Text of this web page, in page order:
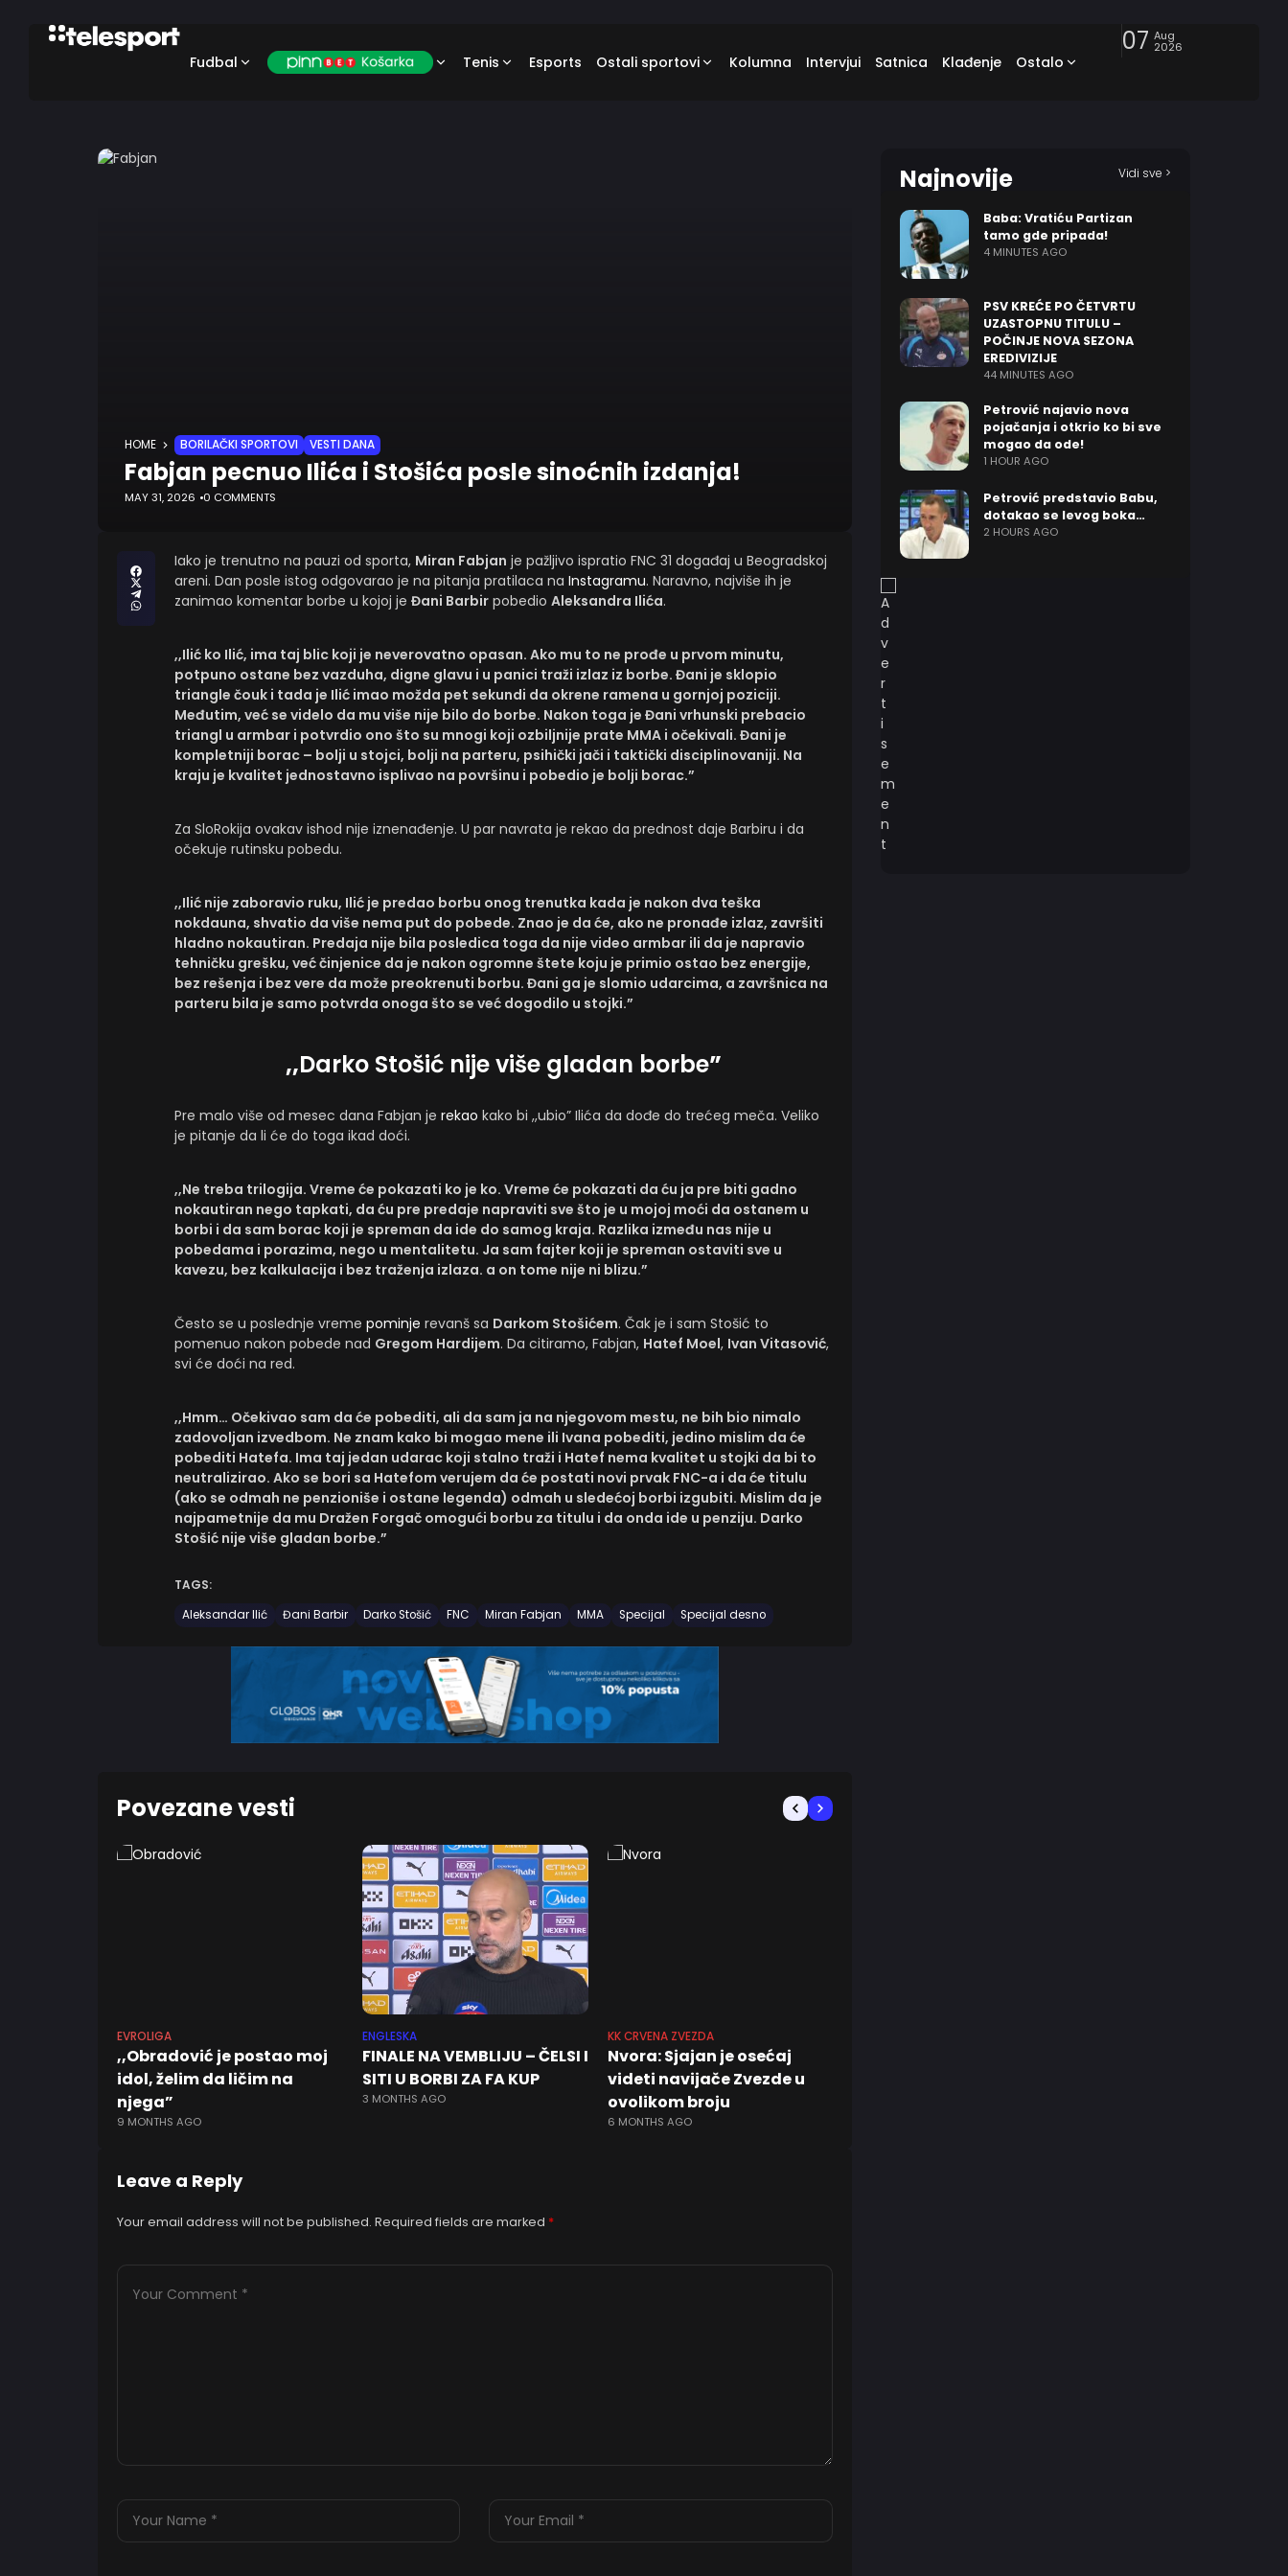
Fudbal Tenis Esports Ostali sportovi Kolumna Intervjui Satnica Klađenje Ostalo
07 Aug
2026
HOME BORILAČKI SPORTOVI VESTI DANA
Fabjan pecnuo Ilića i Stošića posle sinoćnih izdanja!
MAY 31, 2026 0 COMMENTS
Iako je trenutno na pauzi od sporta, Miran Fabjan je pažljivo ispratio FNC 31 događaj u Beogradskoj
areni. Dan posle istog odgovarao je na pitanja pratilaca na Instagramu. Naravno, najviše ih je
zanimao komentar borbe u kojoj je Đani Barbir pobedio Aleksandra Ilića.
,,Ilić ko Ilić, ima taj blic koji je neverovatno opasan. Ako mu to ne prođe u prvom minutu,
potpuno ostane bez vazduha, digne glavu i u panici traži izlaz iz borbe. Đani je sklopio
triangle čouk i tada je Ilić imao možda pet sekundi da okrene ramena u gornjoj poziciji.
Međutim, već se videlo da mu više nije bilo do borbe. Nakon toga je Đani vrhunski prebacio
triangl u armbar i potvrdio ono što su mnogi koji ozbiljnije prate MMA i očekivali. Đani je
kompletniji borac – bolji u stojci, bolji na parteru, psihički jači i taktički disciplinovaniji. Na
kraju je kvalitet jednostavno isplivao na površinu i pobedio je bolji borac.”
Za SloRokija ovakav ishod nije iznenađenje. U par navrata je rekao da prednost daje Barbiru i da
očekuje rutinsku pobedu.
,,Ilić nije zaboravio ruku, Ilić je predao borbu onog trenutka kada je nakon dva teška
nokdauna, shvatio da više nema put do pobede. Znao je da će, ako ne pronađe izlaz, završiti
hladno nokautiran. Predaja nije bila posledica toga da nije video armbar ili da je napravio
tehničku grešku, već činjenice da je nakon ogromne štete koju je primio ostao bez energije,
bez rešenja i bez vere da može preokrenuti borbu. Đani ga je slomio udarcima, a završnica na
parteru bila je samo potvrda onoga što se već dogodilo u stojki.”
,,Darko Stošić nije više gladan borbe”
Pre malo više od mesec dana Fabjan je rekao kako bi ,,ubio” Ilića da dođe do trećeg meča. Veliko
je pitanje da li će do toga ikad doći.
,,Ne treba trilogija. Vreme će pokazati ko je ko. Vreme će pokazati da ću ja pre biti gadno
nokautiran nego tapkati, da ću pre predaje napraviti sve što je u mojoj moći da ostanem u
borbi i da sam borac koji je spreman da ide do samog kraja. Razlika između nas nije u
pobedama i porazima, nego u mentalitetu. Ja sam fajter koji je spreman ostaviti sve u
kavezu, bez kalkulacija i bez traženja izlaza. a on tome nije ni blizu.”
Često se u poslednje vreme pominje revanš sa Darkom Stošićem. Čak je i sam Stošić to
pomenuo nakon pobede nad Gregom Hardijem. Da citiramo, Fabjan, Hatef Moel, Ivan Vitasović,
svi će doći na red.
,,Hmm… Očekivao sam da će pobediti, ali da sam ja na njegovom mestu, ne bih bio nimalo
zadovoljan izvedbom. Ne znam kako bi mogao mene ili Ivana pobediti, jedino mislim da će
pobediti Hatefa. Ima taj jedan udarac koji stalno traži i Hatef nema kvalitet u stojki da bi to
neutralizirao. Ako se bori sa Hatefom verujem da će postati novi prvak FNC-a i da će titulu
(ako se odmah ne penzioniše i ostane legenda) odmah u sledećoj borbi izgubiti. Mislim da je
najpametnije da mu Dražen Forgač omogući borbu za titulu i da onda ide u penziju. Darko
Stošić nije više gladan borbe.”
TAGS:
Aleksandar Ilić
Đani Barbir Darko Stošić FNC Miran Fabjan MMA Specijal Specijal desno
Povezane vesti
EVROLIGA
,,Obradović je postao moj
idol, želim da ličim na
njega”
9 MONTHS AGO
ENGLESKA
FINALE NA VEMBLIJU – ČELSI I
SITI U BORBI ZA FA KUP
3 MONTHS AGO
KK CRVENA ZVEZDA
Nvora: Sjajan je osećaj
videti navijače Zvezde u
ovolikom broju
6 MONTHS AGO
Leave a Reply
Your email address will not be published. Required fields are marked *
Najnovije Vidi sve >
Baba: Vratiću Partizan
tamo gde pripada!
4 MINUTES AGO
PSV KREĆE PO ČETVRTU
UZASTOPNU TITULU –
POČINJE NOVA SEZONA
EREDIVIZIJE
44 MINUTES AGO
Petrović najavio nova
pojačanja i otkrio ko bi sve
mogao da ode!
1 HOUR AGO
Petrović predstavio Babu,
dotakao se levog boka…
2 HOURS AGO